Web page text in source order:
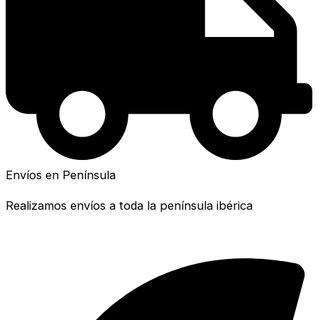
Envíos en Península
Realizamos envíos a toda la península ibérica